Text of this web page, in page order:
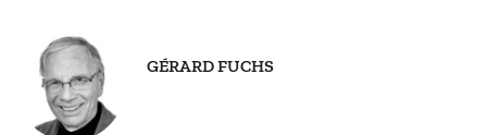
GÉRARD FUCHS